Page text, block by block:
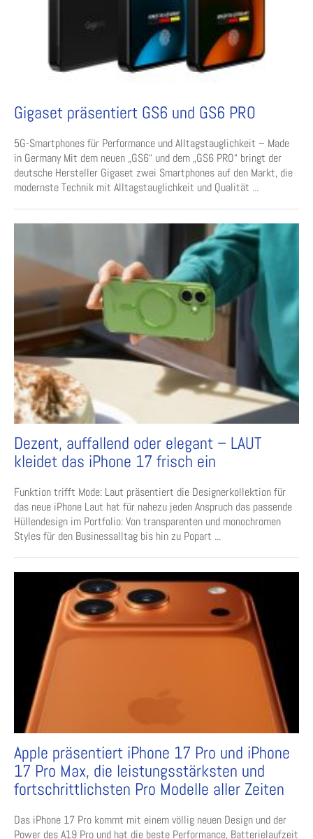
Gigaset präsentiert GS6 und GS6 PRO
5G-Smartphones für Performance und Alltagstauglichkeit – Made
in Germany Mit dem neuen „GS6“ und dem „GS6 PRO“ bringt der
deutsche Hersteller Gigaset zwei Smartphones auf den Markt, die
modernste Technik mit Alltagstauglichkeit und Qualität ...
Dezent, auffallend oder elegant – LAUT
kleidet das iPhone 17 frisch ein
Funktion trifft Mode: Laut präsentiert die Designerkollektion für
das neue iPhone Laut hat für nahezu jeden Anspruch das passende
Hüllendesign im Portfolio: Von transparenten und monochromen
Styles für den Businessalltag bis hin zu Popart ...
Apple präsentiert iPhone 17 Pro und iPhone
17 Pro Max, die leistungsstärksten und
fortschrittlichsten Pro Modelle aller Zeiten
Das iPhone 17 Pro kommt mit einem völlig neuen Design und der
Power des A19 Pro und hat die beste Performance, Batterielaufzeit